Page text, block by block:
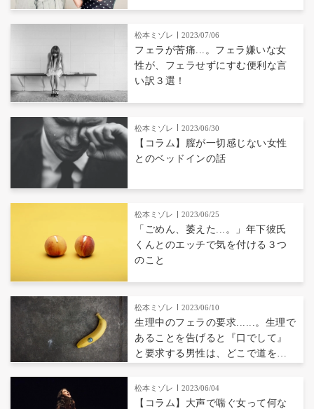
松本ミゾレ 2023/07/06
フェラが苦痛...。フェラ嫌いな女
性が、フェラせずにすむ便利な言
い訳３選！
松本ミゾレ 2023/06/30
【コラム】膣が一切感じない女性
とのベッドインの話
松本ミゾレ 2023/06/25
「ごめん、萎えた...。」年下彼氏
くんとのエッチで気を付ける３つ
のこと
松本ミゾレ 2023/06/10
生理中のフェラの要求......。生理で
あることを告げると『口でして』
と要求する男性は、どこで道を間
松本ミゾレ 2023/06/04
【コラム】大声で喘ぐ女って何な